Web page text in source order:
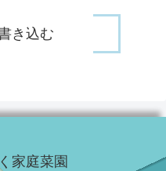
き込む
家庭菜園